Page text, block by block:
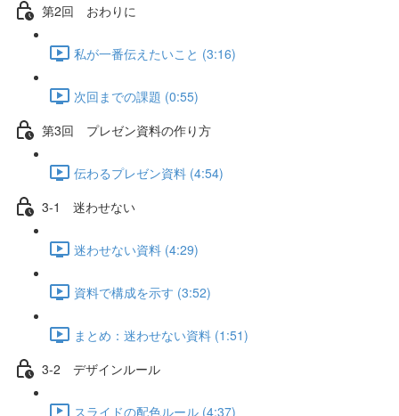
第2回 おわりに
私が一番伝えたいこと (3:16)
次回までの課題 (0:55)
第3回 プレゼン資料の作り方
伝わるプレゼン資料 (4:54)
3-1 迷わせない
迷わせない資料 (4:29)
資料で構成を示す (3:52)
まとめ：迷わせない資料 (1:51)
3-2 デザインルール
スライドの配色ルール (4:37)